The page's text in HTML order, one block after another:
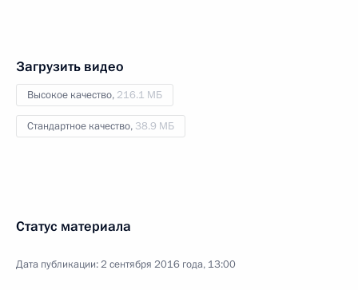
Загрузить видео
Высокое качество, 216.1 МБ
Стандартное качество, 38.9 МБ
Статус материала
Дата публикации:2 сентября 2016 года, 13:00